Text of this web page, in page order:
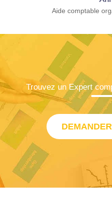
Aide comptable
Trouvez un Expert